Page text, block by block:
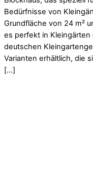
Bedürfnisse von
Grundfläche von 24 m²
es perfekt in Kleingärten
deutschen
Varianten erhältlich, die
[…]